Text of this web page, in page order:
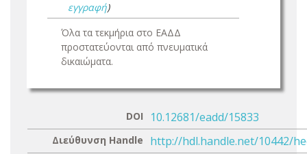
εγγραφή)
Όλα τα τεκμήρια στο ΕΑΔΔ
προστατεύονται από πνευματικά
δικαιώματα.
DOI 10.12681/eadd/15833
Διεύθυνση Handle http://hdl.handle.net/10442/